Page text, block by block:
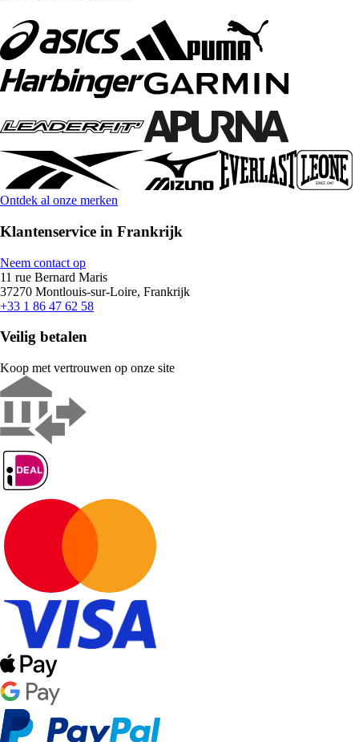
Ontdek al onze merken
Klantenservice in Frankrijk
Neem contact op
11 rue Bernard Maris
37270 Montlouis-sur-Loire, Frankrijk
+33 1 86 47 62 58
Veilig betalen
Koop met vertrouwen op onze site